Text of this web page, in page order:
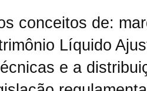
conceitos de:
Líquido
e a